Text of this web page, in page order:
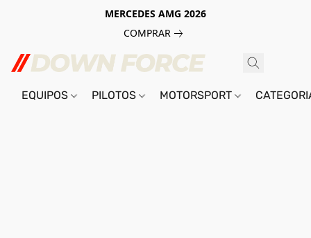
MERCEDES AMG 2026
COMPRAR
EQUIPOS PILOTOS MOTORSPORT